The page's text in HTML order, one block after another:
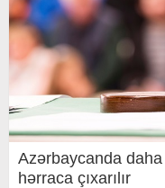
Azərbaycanda daha
hərraca çıxarılır